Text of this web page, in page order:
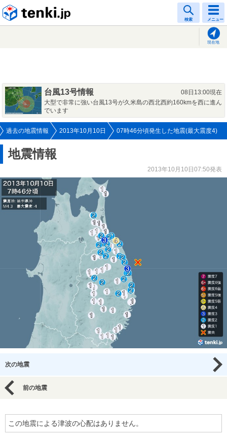
検索 メニュー
現在地
台風13号情報
08日13:00現在
大型で非常に強い台風13号が久米島の西北西約160kmを西に進ん
でいます
過去の地震情報 2013年10月10日 07時46分頃発生した地震(最大震度4)
地震情報
2013年10月10日07:50発表
次の地震
前の地震
この地震による津波の心配はありません。